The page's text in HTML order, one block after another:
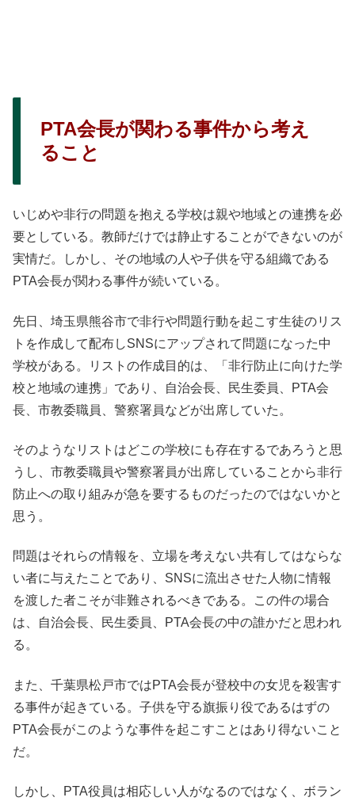
PTA会長が関わる事件から考え
ること
いじめや非行の問題を抱える学校は親や地域との連携を必
要としている。教師だけでは静止することができないのが
実情だ。しかし、その地域の人や子供を守る組織である
PTA会長が関わる事件が続いている。
先日、埼玉県熊谷市で非行や問題行動を起こす生徒のリス
トを作成して配布しSNSにアップされて問題になった中
学校がある。リストの作成目的は、「非行防止に向けた学
校と地域の連携」であり、自治会長、民生委員、PTA会
長、市教委職員、警察署員などが出席していた。
そのようなリストはどこの学校にも存在するであろうと思
うし、市教委職員や警察署員が出席していることから非行
防止への取り組みが急を要するものだったのではないかと
思う。
問題はそれらの情報を、立場を考えない共有してはならな
い者に与えたことであり、SNSに流出させた人物に情報
を渡した者こそが非難されるべきである。この件の場合
は、自治会長、民生委員、PTA会長の中の誰かだと思われ
る。
また、千葉県松戸市ではPTA会長が登校中の女児を殺害す
る事件が起きている。子供を守る旗振り役であるはずの
PTA会長がこのような事件を起こすことはあり得ないこと
だ。
しかし、PTA役員は相応しい人がなるのではなく、ボラン